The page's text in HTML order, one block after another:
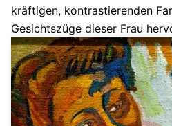
kräftigen, kontrastierenden
Gesichtszüge dieser Frau